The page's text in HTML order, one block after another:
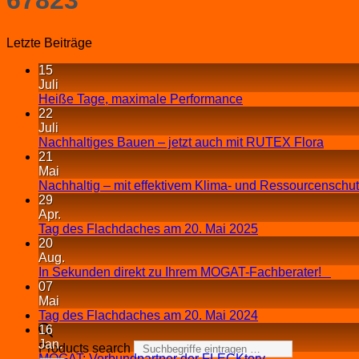
Products search
Letzte Beiträge
15
Juli
Heiße Tage, maximale Performance
22
Juli
Nachhaltiges Bauen – jetzt auch mit RUTEX Flora
21
Mai
Nachhaltig – mit effektivem Klima- und
29
Apr.
Tag des Flachdaches am 20. Mai 2025
20
Aug.
In Sekunden direkt zu Ihrem MOGAT-Fachberater!
07
Mai
Tag des Flachdaches am 20. Mai 2024
16
Jan.